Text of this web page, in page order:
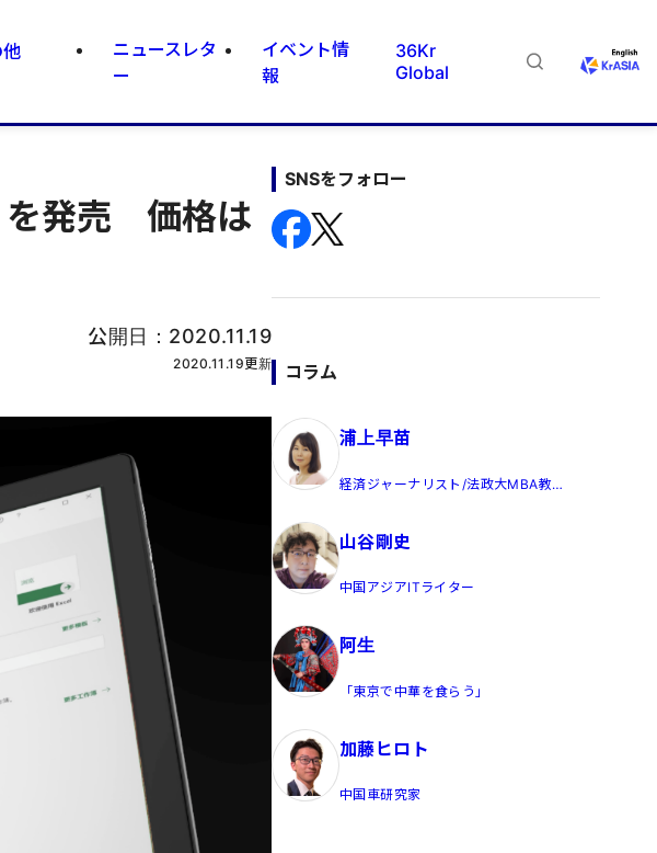
ニュースレタ
ー
イベント情
報
36Kr
Global
を発売 価格は
公開日： 2020.11.19
2020.11.19更新
SNSをフォロー
コラム
浦上早苗
経済ジャーナリスト/法政大MBA教
山谷剛史
中国アジアITライター
阿生
「東京で中華を食らう」
加藤ヒロト
中国車研究家